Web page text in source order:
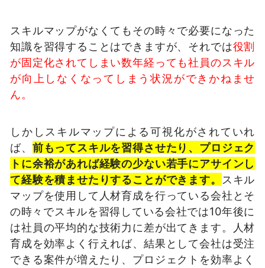
スキルマップがなくてもその時々で必要になった
知識を習得することはできますが、それでは役割
が固定化されてしまい数年経っても社員のスキル
が向上しなくなってしまう状況ができかねませ
ん。
しかしスキルマップによる可視化がされていれ
ば、 前もってスキルを習得させたり、プロジェク
トに余裕があれば経験の少ない若手にアサインし
て経験を積ませたりすることができます。
スキル
マップを使用して人材育成を行っている会社とそ
の時々でスキルを習得している会社では10年後に
は社員の平均的な技術力に差が出てきます。人材
育成を効率よく行えれば、結果として会社は受注
できる案件が増えたり、プロジェクトを効率よく